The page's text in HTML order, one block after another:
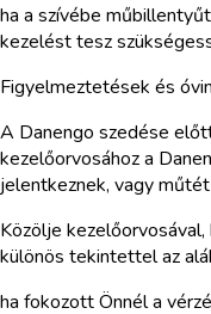
ha a szívébe
kezelést tesz
Figyelmeztetések és
A Danengo szedése
kezelőorvosához a
jelentkeznek, vagy
Közölje
különös tekintettel az
ha fokozott Önnél a